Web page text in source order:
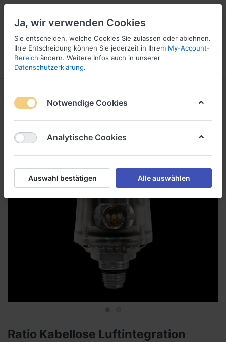
Menü Anmelden
16
Ratio Kabellose Luftintegration
Ja, wir verwenden Cookies
Sie entscheiden, welche Cookies Sie zulassen oder ablehnen.
Ihre Entscheidung können Sie jederzeit in Ihrem My-Account-
Bereich ändern. Weitere Infos auch in unserer
Datenschutzerklärung.
Notwendige Cookies
Analytische Cookies
Auswahl bestätigen Alle auswählen